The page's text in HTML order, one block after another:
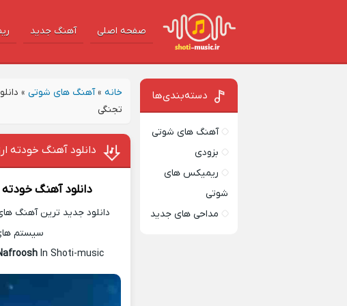
صفحه اصلی آهنگ‌ جدید
خانه »آهنگ های شوتی »
تجنگی
دانلود آهنگ خودته
دانلود آهنگخودته
دانلود جدید ترین آهنگ
سیستم
In Shoti-music
دسته‌بندی‌ها
آهنگ های شوتی
بزودی
ریمیکس های
شوتی
مداحی های جدید